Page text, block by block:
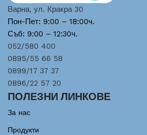
Варна, ул. Кракра 30
Пон-Пет: 9:00 – 18:00ч.
Съб: 9:00 – 12:30ч.
052/580 400
0895/55 66 58
0899/17 37 37
0896/22 57 20
ПОЛЕЗНИ ЛИНКОВЕ
За нас
Продукти